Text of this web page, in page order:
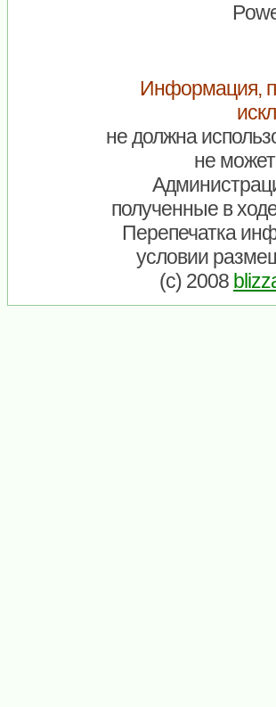
Информация,
не должна
не
полученные в
Перепечатка
условии
(c) 2008